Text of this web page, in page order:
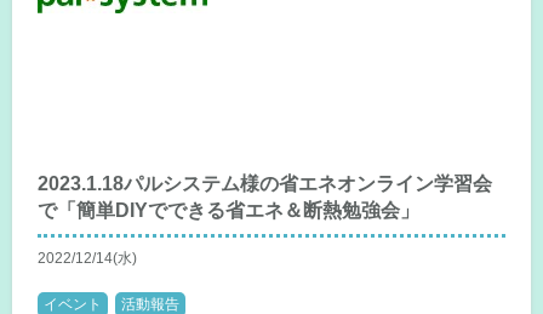
2023.1.18パルシステム様の省エネオンライン学習会
で「簡単DIYでできる省エネ＆断熱勉強会」
2022/12/14(水)
イベント 活動報告